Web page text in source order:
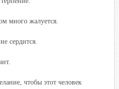
много жалуется.
сердится.
чтобы этот человек